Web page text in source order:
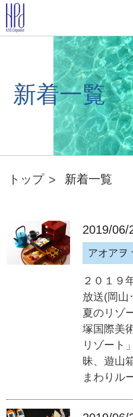
新着一覧
トップ 新着一覧
2019/06/
アオアヲ
２０１９
放送(岡山
夏のリゾ
塚国際美
リゾート
昧、遊山
まわりル